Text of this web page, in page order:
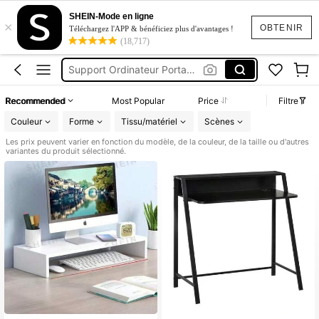
OBTENIR
×
SHEIN-Mode en ligne
Téléchargez l'APP & bénéficiez plus d'avantages !
(18,717)
Support Ordinateur
Support Ecran Pc
Support Pc
Recommended Most Popular Price
Filtre
Couleur
Forme Tissu/matériel Scènes
Les prix peuvent varier en fonction du modèle, de la couleur, de la taille ou d'autres
variantes du produit sélectionné.